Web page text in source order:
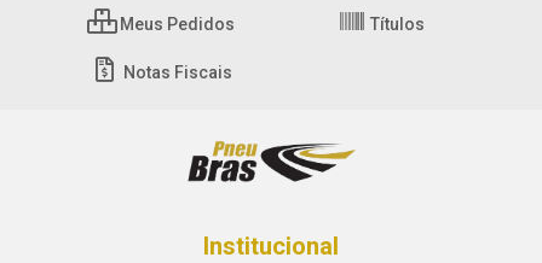
Meus Pedidos Títulos
Notas Fiscais
Institucional